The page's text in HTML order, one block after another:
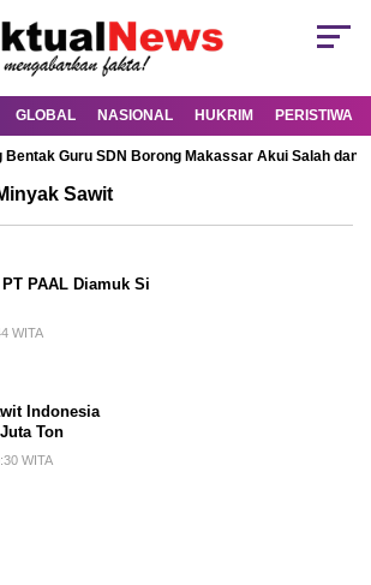
GLOBAL NASIONAL HUKRIM PERISTIWA
Bentak Guru SDN Borong Makassar Akui Salah dan
Sawit
PAAL Diamuk Si
WITA
Indonesia
Ton
WITA